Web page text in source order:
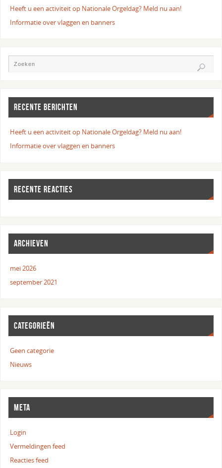
Heeft u een activiteit op Nationale Orgeldag? Meld nu aan!
Informatie over vlaggen en banners
RECENTE BERICHTEN
Heeft u een activiteit op Nationale Orgeldag? Meld nu aan!
Informatie over vlaggen en banners
RECENTE REACTIES
ARCHIEVEN
mei 2026
september 2021
CATEGORIEËN
Geen categorie
Nieuws
META
Login
Vermeldingen feed
Reacties feed